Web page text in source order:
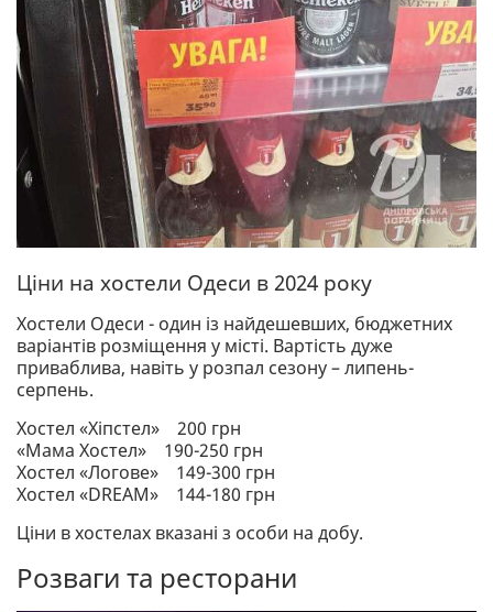
Ціни на хостели Одеси в 2024 року
Хостели Одеси - один із найдешевших, бюджетних
варіантів розміщення у місті. Вартість дуже
приваблива, навіть у розпал сезону – липень-
серпень.
Хостел «Хіпстел» 200 грн
«Мама Хостел» 190-250 грн
Хостел «Логове» 149-300 грн
Хостел «DREAM» 144-180 грн
Ціни в хостелах вказані з особи на добу.
Розваги та ресторани